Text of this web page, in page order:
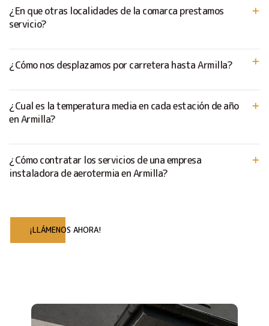
¿En que otras localidades de la comarca prestamos
servicio?
¿Cómo nos desplazamos por carretera hasta Armilla?
¿Cual es la temperatura media en cada estación de año
en Armilla?
¿Cómo contratar los servicios de una empresa
instaladora de aerotermia en Armilla?
¡LLÁMENOS AHORA!